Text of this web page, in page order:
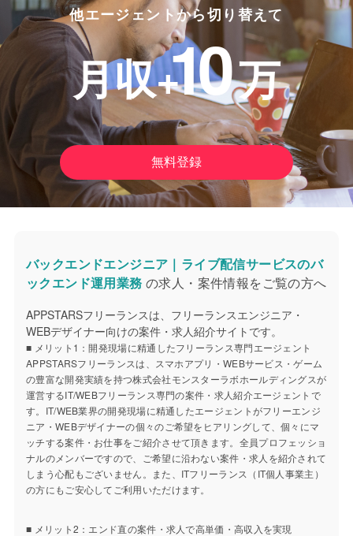
他エージェントから切り替えて
月収+10 万
無料登録
バックエンドエンジニア｜ライブ配信サービスのバ
ックエンド運用業務 の求人・案件情報をご覧の方へ
APPSTARSフリーランスは、フリーランスエンジニア・
WEBデザイナー向けの案件・求人紹介サイトです。
■ メリット1：開発現場に精通したフリーランス専門エージェント
APPSTARSフリーランスは、スマホアプリ・WEBサービス・ゲーム
の豊富な開発実績を持つ株式会社モンスターラボホールディングスが
運営するIT/WEBフリーランス専門の案件・求人紹介エージェントで
す。IT/WEB業界の開発現場に精通したエージェントがフリーエンジ
ニア・WEBデザイナーの個々のご希望をヒアリングして、個々にマ
ッチする案件・お仕事をご紹介させて頂きます。全員プロフェッショ
ナルのメンバーですので、ご希望に沿わない案件・求人を紹介されて
しまう心配もございません。また、ITフリーランス（IT個人事業主）
の方にもご安心してご利用いただけます。
■ メリット2：エンド直の案件・求人で高単価・高収入を実現